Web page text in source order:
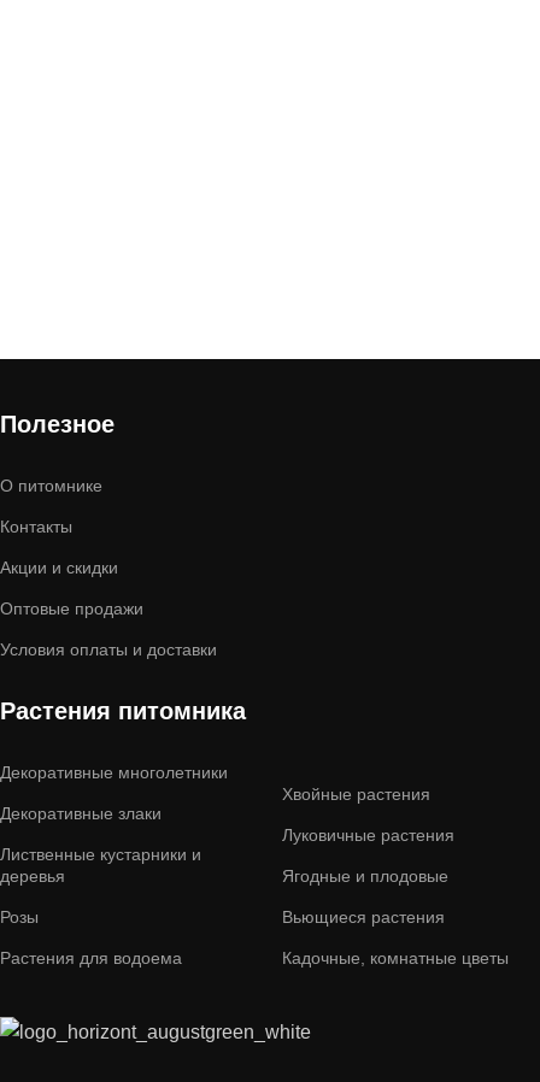
Полезное
О питомнике
Контакты
Акции и скидки
Оптовые продажи
Условия оплаты и доставки
Растения питомника
Декоративные многолетники
Декоративные злаки
Лиственные кустарники и
деревья
Розы
Растения для водоема
Хвойные растения
Луковичные растения
Ягодные и плодовые
Вьющиеся растения
Кадочные, комнатные цветы